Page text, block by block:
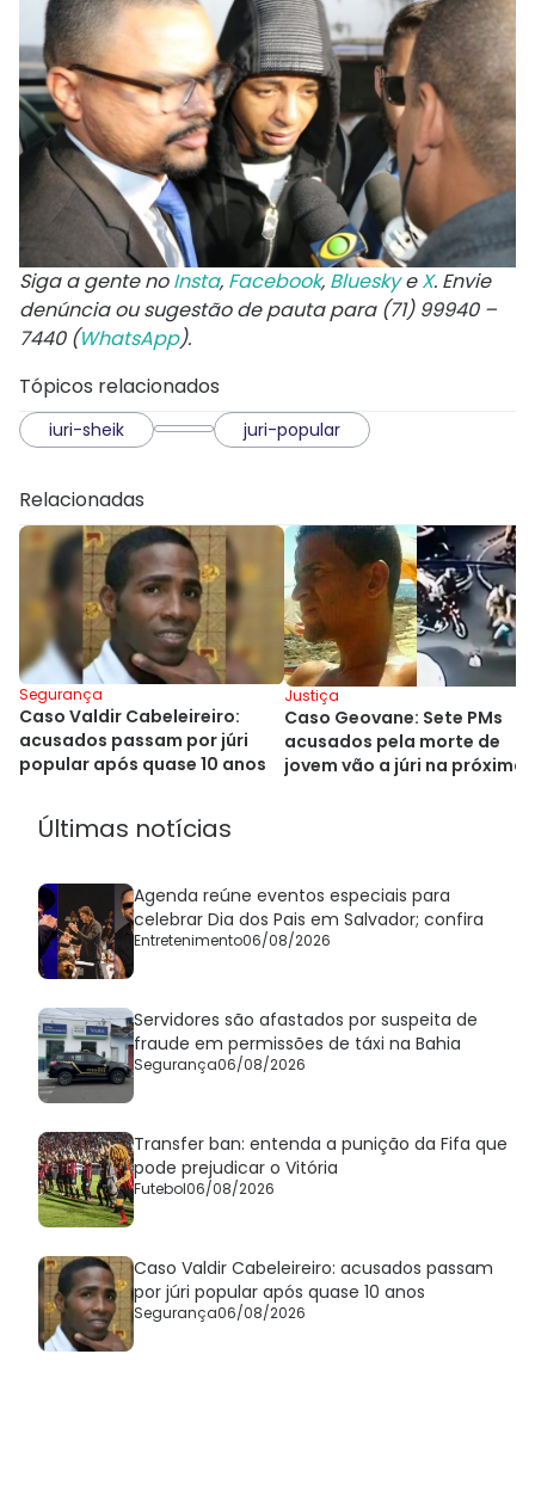
Siga a gente noInsta, Facebook, BlueskyeX. Envie
denúncia ou sugestão de pauta para (71) 99940 –
7440 (WhatsApp).
Tópicos relacionados
iuri-sheik juri-popular
Relacionadas
Segurança
Caso Valdir Cabeleireiro:
acusados passam por júri
popular após quase 10 anos
Justiça
Caso Geovane: Sete PMs
acusados pela morte de
jovem vão a júri na próxima
Últimas notícias
Agenda reúne eventos especiais para
celebrar Dia dos Pais em Salvador; confira
Entretenimento06/08/2026
Servidores são afastados por suspeita de
fraude em permissões de táxi na Bahia
Segurança06/08/2026
Transfer ban: entenda a punição da Fifa que
pode prejudicar o Vitória
Futebol06/08/2026
Caso Valdir Cabeleireiro: acusados passam
por júri popular após quase 10 anos
Segurança06/08/2026